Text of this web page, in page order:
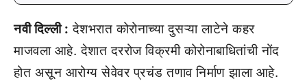
नवी दिल्ली : देशभरात कोरोनाच्या दुसऱ्या लाटेने कहर
माजवला आहे. देशात दररोज विक्रमी कोरोनाबाधितांची नोंद
होत असून आरोग्य सेवेवर प्रचंड तणाव निर्माण झाला आहे.